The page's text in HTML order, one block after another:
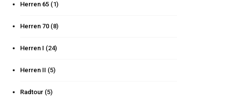
Herren 65 (1)
Herren 70 (8)
Herren I (24)
Herren II (5)
Radtour (5)